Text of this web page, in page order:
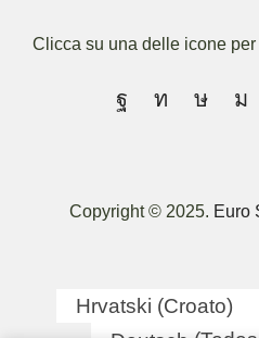
Clicca su una delle icone
Copyright © 2025. Euro
Hrvatski (Croato)